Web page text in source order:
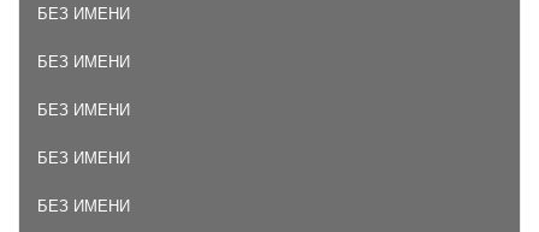
БЕЗ ИМЕНИ
БЕЗ ИМЕНИ
БЕЗ ИМЕНИ
БЕЗ ИМЕНИ
БЕЗ ИМЕНИ